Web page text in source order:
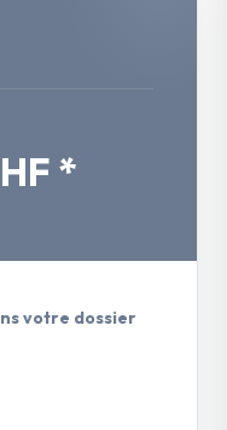
*
votre dossier